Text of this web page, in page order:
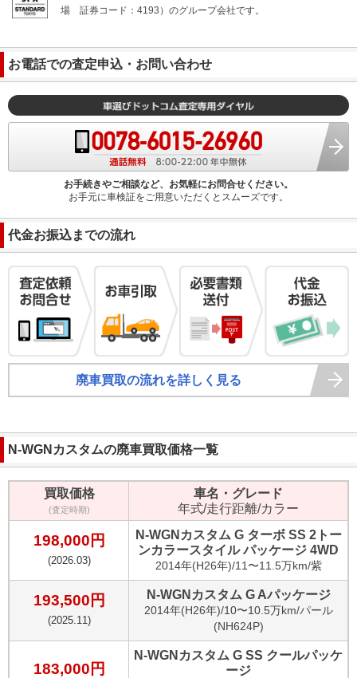
場
証券コード：4193）のグループ会社です。
お電話での査定申込・お問い合わせ
お手続きやご相談など、お気軽にお問合せください。
お手元に車検証をご用意いただくとスムーズです。
代金お振込までの流れ
廃車買取の流れを詳しく見る
N-WGNカスタムの廃車買取価格一覧
買取価格
(査定時期)
車名・グレード
年式/走行距離/カラー
198,000 円
(2026.03)
N-WGNカスタム G ターボ SS 2トー
ンカラースタイル パッケージ 4WD
2014年(H26年)/11〜11.5万km/紫
193,500 円
(2025.11)
N-WGNカスタム G Aパッケージ
2014年(H26年)/10〜10.5万km/パール
(NH624P)
183,000 円
N-WGNカスタム G SS クールパッケ
ージ